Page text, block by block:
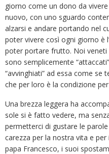
giorno come un dono da
nuovo, con uno sguardo
alzarsi e andare portando nel
poter vivere così ogni giorno è
poter portare frutto. Noi
sono semplicemente
“avvinghiati” ad essa come se
che per loro è la condizione
Una brezza leggera ha
sole si è fatto vedere, ma
permetterci di gustare le
carezza per la nostra vita e
papa Francesco, i suoi